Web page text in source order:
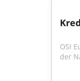
OSI
der